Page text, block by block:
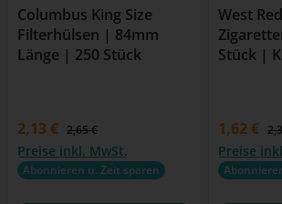
Columbus King Size
Filterhülsen | 84mm
Länge | 250 Stück
Verkaufspreis:
2,13 € Regulärer Preis:
2,65 €
Preise inkl. MwSt.
Abonnieren u. Zeit sparen
West Red
Stück |
1,62 €
Preise